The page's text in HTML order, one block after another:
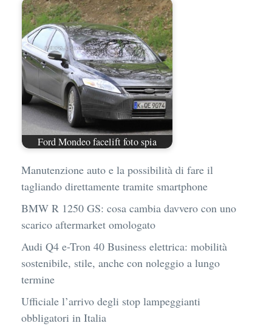
Ford Mondeo facelift foto spia
Manutenzione auto e la possibilità di fare il
tagliando direttamente tramite smartphone
BMW R 1250 GS: cosa cambia davvero con uno
scarico aftermarket omologato
Audi Q4 e-Tron 40 Business elettrica: mobilità
sostenibile, stile, anche con noleggio a lungo
termine
Ufficiale l’arrivo degli stop lampeggianti
obbligatori in Italia